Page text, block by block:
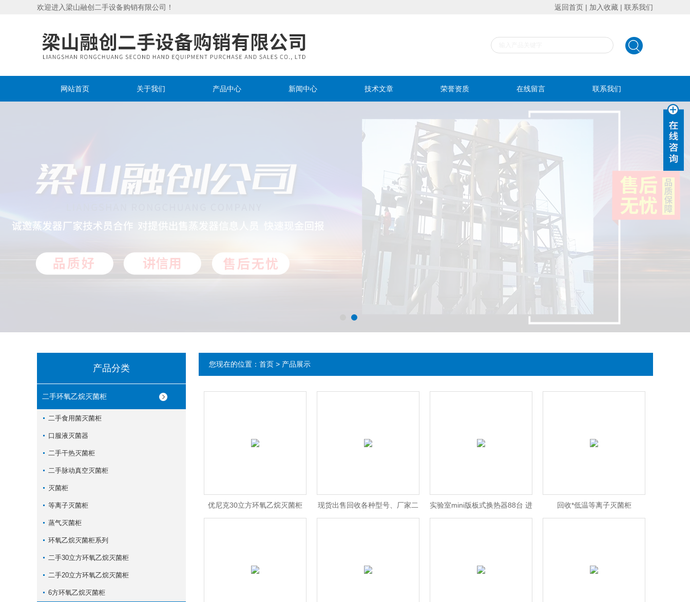
欢迎进入梁山融创二手设备购销有限公司！ 返回首页 | 加入收藏 | 联系我们
网站首页 关于我们 产品中心 新闻中心 技术文章 荣誉资质 在线留言 联系我们
产品分类
二手环氧乙烷灭菌柜
二手食用菌灭菌柜
口服液灭菌器
二手干热灭菌柜
二手脉动真空灭菌柜
灭菌柜
等离子灭菌柜
蒸气灭菌柜
环氧乙烷灭菌柜系列
二手30立方环氧乙烷灭菌柜
二手20立方环氧乙烷灭菌柜
6方环氧乙烷灭菌柜
您现在的位置： 首页 > 产品展示
优尼克30立方环氧乙烷灭菌柜 现货出售回收各种型号、厂家二 实验室mini版板式换热器88台 进 回收*低温等离子灭菌柜